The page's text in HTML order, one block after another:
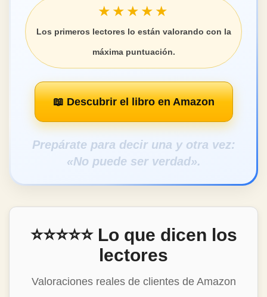
★★★★★
Los primeros lectores lo están valorando con la
máxima puntuación.
📖 Descubrir el libro en Amazon
Prepárate para decir una y otra vez:
«No puede ser verdad».
⭐⭐⭐⭐⭐ Lo que dicen los
lectores
Valoraciones reales de clientes de Amazon